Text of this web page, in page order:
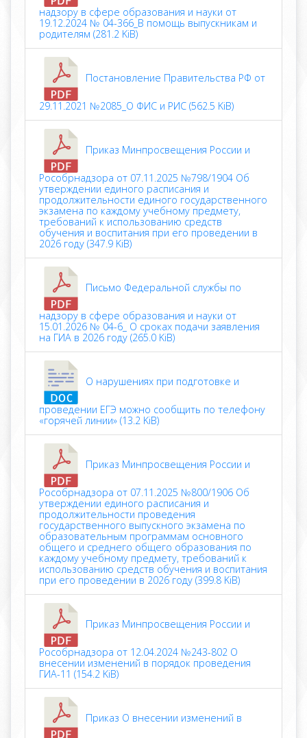
надзору в сфере образования и науки от
19.12.2024 № 04-366_В помощь выпускникам и
родителям (281.2 KiB)
Постановление Правительства РФ от
29.11.2021 №2085_О ФИС и РИС (562.5 KiB)
Приказ Минпросвещения России и
Рособрнадзора от 07.11.2025 №798/1904 Об
утверждении единого расписания и
продолжительности единого государственного
экзамена по каждому учебному предмету,
требований к использованию средств
обучения и воспитания при его проведении в
2026 году (347.9 KiB)
Письмо Федеральной службы по
надзору в сфере образования и науки от
15.01.2026 № 04-6_ О сроках подачи заявления
на ГИА в 2026 году (265.0 KiB)
О нарушениях при подготовке и
проведении ЕГЭ можно сообщить по телефону
«горячей линии» (13.2 KiB)
Приказ Минпросвещения России и
Рособрнадзора от 07.11.2025 №800/1906 Об
утверждении единого расписания и
продолжительности проведения
государственного выпускного экзамена по
образовательным программам основного
общего и среднего общего образования по
каждому учебному предмету, требований к
использованию средств обучения и воспитания
при его проведении в 2026 году (399.8 KiB)
Приказ Минпросвещения России и
Рособрнадзора от 12.04.2024 №243-802 О
внесении изменений в порядок проведения
ГИА-11 (154.2 KiB)
Приказ О внесении изменений в